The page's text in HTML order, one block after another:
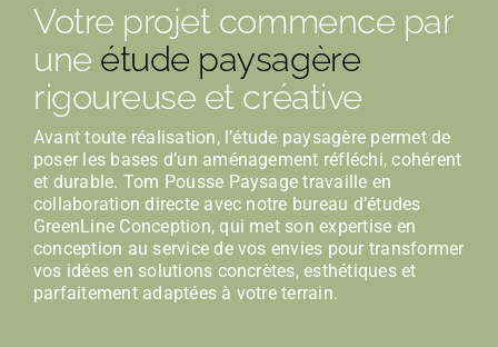
Votre projet commence par
une étude paysagère
rigoureuse et créative
Avant toute réalisation, l’étude paysagère permet de
poser les bases d’un aménagement réfléchi, cohérent
et durable. Tom Pousse Paysage travaille en
collaboration directe avec notre bureau d’études
GreenLine Conception, qui met son expertise en
conception au service de vos envies pour transformer
vos idées en solutions concrètes, esthétiques et
parfaitement adaptées à votre terrain.